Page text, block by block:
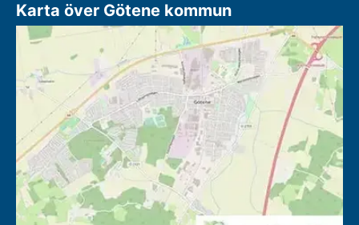
Karta över Götene kommun